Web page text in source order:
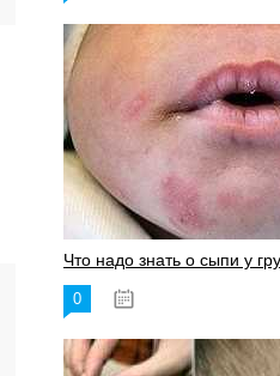
Что надо знать о сыпи у
0